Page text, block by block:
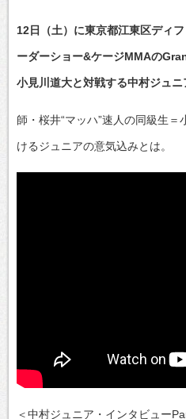
12日（土）に東京都江東区ディ
ーダーショー&ケージMMAの
小見川道大と対戦する中村ジュニ
師・桜井“マッハ”速人の同級生
けるジュニアの意気込みとは。
＜中村ジュニア・インタビュー